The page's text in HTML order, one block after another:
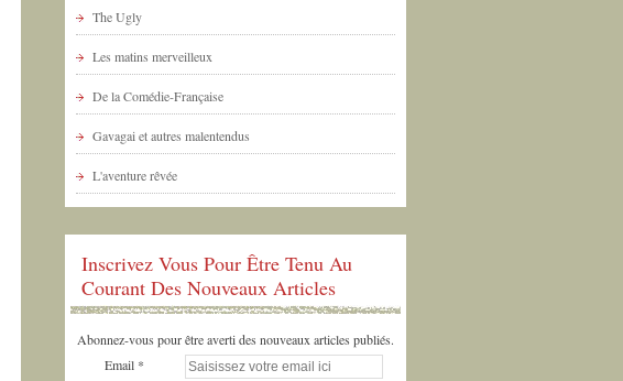
The Ugly
Les matins merveilleux
De la Comédie-Française
Gavagai et autres malentendus
L'aventure rêvée
Inscrivez Vous Pour Être Tenu Au
Courant Des Nouveaux Articles
Abonnez-vous pour être averti des nouveaux articles publiés.
Email